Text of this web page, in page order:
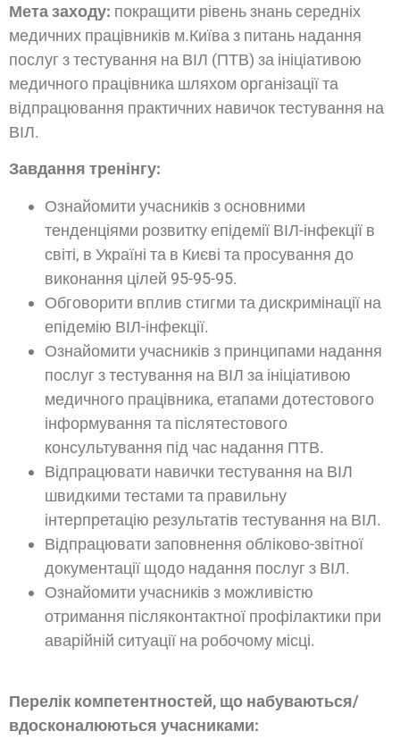
Мета заходу: покращити рівень знань середніх
медичних працівників м.Київа з питань надання
послуг з тестування на ВІЛ (ПТВ) за ініціативою
медичного працівника шляхом організації та
відпрацювання практичних навичок тестування на
ВІЛ.
Завдання тренінгу:
Ознайомити учасників з основними
тенденціями розвитку епідемії ВІЛ-інфекції в
світі, в Україні та в Києві та просування до
виконання цілей 95-95-95.
Обговорити вплив стигми та дискримінації на
епідемію ВІЛ-інфекції.
Ознайомити учасників з принципами надання
послуг з тестування на ВІЛ за ініціативою
медичного працівника, етапами дотестового
інформування та післятестового
консультування під час надання ПТВ.
Відпрацювати навички тестування на ВІЛ
швидкими тестами та правильну
інтерпретацію результатів тестування на ВІЛ.
Відпрацювати заповнення обліково-звітної
документації щодо надання послуг з ВІЛ.
Ознайомити учасників з можливістю
отримання післяконтактної профілактики при
аварійній ситуації на робочому місці.
Перелік компетентностей, що набуваються/
вдосконалюються учасниками: